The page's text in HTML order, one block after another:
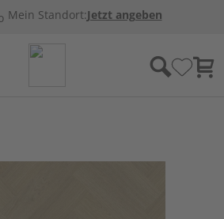
Mein Standort:Jetzt angeben